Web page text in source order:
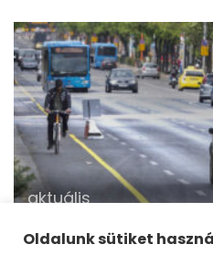
aktuális
új KRESZ tervezetét
Oldalunk sütiket